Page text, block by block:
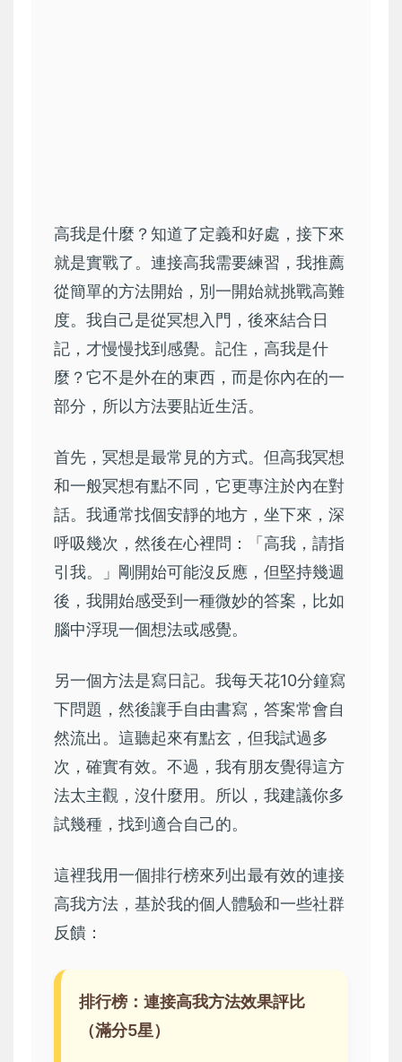
高我是什麼？知道了定義和好處，接下來
就是實戰了。連接高我需要練習，我推薦
從簡單的方法開始，別一開始就挑戰高難
度。我自己是從冥想入門，後來結合日
記，才慢慢找到感覺。記住，高我是什
麼？它不是外在的東西，而是你內在的一
部分，所以方法要貼近生活。
首先，冥想是最常見的方式。但高我冥想
和一般冥想有點不同，它更專注於內在對
話。我通常找個安靜的地方，坐下來，深
呼吸幾次，然後在心裡問：「高我，請指
引我。」剛開始可能沒反應，但堅持幾週
後，我開始感受到一種微妙的答案，比如
腦中浮現一個想法或感覺。
另一個方法是寫日記。我每天花10分鐘寫
下問題，然後讓手自由書寫，答案常會自
然流出。這聽起來有點玄，但我試過多
次，確實有效。不過，我有朋友覺得這方
法太主觀，沒什麼用。所以，我建議你多
試幾種，找到適合自己的。
這裡我用一個排行榜來列出最有效的連接
高我方法，基於我的個人體驗和一些社群
反饋：
排行榜：連接高我方法效果評比
（滿分5星）